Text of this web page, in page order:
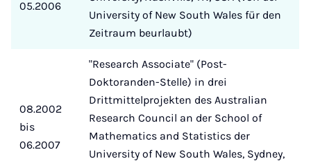
05.2006
University of New South Wales für den
Zeitraum beurlaubt)
08.2002
bis
06.2007
"Research Associate" (Post-
Doktoranden-Stelle) in drei
Drittmittelprojekten des Australian
Research Council an der School of
Mathematics and Statistics der
University of New South Wales, Sydney,